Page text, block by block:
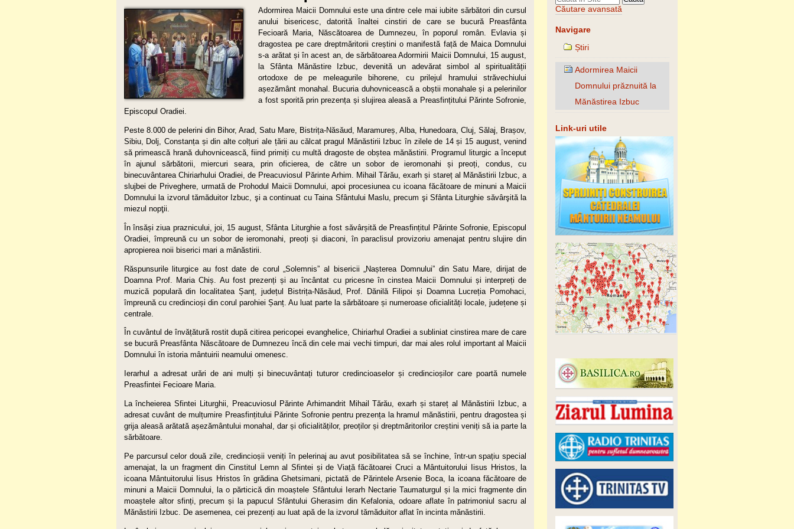
Adormirea Maicii Domnului este una dintre cele mai iubite sărbători din cursul
anului bisericesc, datorită înaltei cinstiri de care se bucură Preasfânta
Fecioară Maria, Născătoarea de Dumnezeu, în poporul român. Evlavia și
dragostea pe care dreptmăritorii creștini o manifestă față de Maica Domnului
s-a arătat și în acest an, de sărbătoarea Adormirii Maicii Domnului, 15 august,
la Sfânta Mănăstire Izbuc, devenită un adevărat simbol al spiritualității
ortodoxe de pe meleagurile bihorene, cu prilejul hramului străvechiului
așezământ monahal. Bucuria duhovnicească a obștii monahale și a pelerinilor
a fost sporită prin prezența și slujirea aleasă a Preasfințitului Părinte Sofronie,
Episcopul Oradiei.
Peste 8.000 de pelerini din Bihor, Arad, Satu Mare, Bistrița-Năsăud, Maramureș, Alba, Hunedoara, Cluj, Sălaj, Brașov,
Sibiu, Dolj, Constanța și din alte colțuri ale țării au călcat pragul Mănăstirii Izbuc în zilele de 14 și 15 august, venind
să primească hrană duhovnicească, fiind primiți cu multă dragoste de obștea mănăstirii. Programul liturgic a început
în ajunul sărbătorii, miercuri seara, prin oficierea, de către un sobor de ieromonahi și preoți, condus, cu
binecuvântarea Chiriarhului Oradiei, de Preacuviosul Părinte Arhim. Mihail Tărău, exarh și stareț al Mănăstirii Izbuc, a
slujbei de Priveghere, urmată de Prohodul Maicii Domnului, apoi procesiunea cu icoana făcătoare de minuni a Maicii
Domnului la izvorul tămăduitor Izbuc, şi a continuat cu Taina Sfântului Maslu, precum şi Sfânta Liturghie săvârşită la
miezul nopţii.
În însăși ziua praznicului, joi, 15 august, Sfânta Liturghie a fost săvârșită de Preasfințitul Părinte Sofronie, Episcopul
Oradiei, împreună cu un sobor de ieromonahi, preoți și diaconi, în paraclisul provizoriu amenajat pentru slujire din
apropierea noii biserici mari a mănăstirii.
Răspunsurile liturgice au fost date de corul „Solemnis” al bisericii „Nașterea Domnului” din Satu Mare, dirijat de
Doamna Prof. Maria Chiș. Au fost prezenți și au încântat cu pricesne în cinstea Maicii Domnului și interpreți de
muzică populară din localitatea Șanț, județul Bistrița-Năsăud, Prof. Dănilă Filipoi și Doamna Lucreția Pomohaci,
împreună cu credincioși din corul parohiei Șanț. Au luat parte la sărbătoare și numeroase oficialități locale, județene și
centrale.
În cuvântul de învățătură rostit după citirea pericopei evanghelice, Chiriarhul Oradiei a subliniat cinstirea mare de care
se bucură Preasfânta Născătoare de Dumnezeu încă din cele mai vechi timpuri, dar mai ales rolul important al Maicii
Domnului în istoria mântuirii neamului omenesc.
Ierarhul a adresat urări de ani mulți și binecuvântați tuturor credincioaselor și credincioșilor care poartă numele
Preasfintei Fecioare Maria.
La încheierea Sfintei Liturghii, Preacuviosul Părinte Arhimandrit Mihail Tărău, exarh și stareț al Mănăstirii Izbuc, a
adresat cuvânt de mulțumire Preasfințitului Părinte Sofronie pentru prezența la hramul mănăstirii, pentru dragostea și
grija aleasă arătată așezământului monahal, dar și oficialităților, preoților și dreptmăritorilor creștini veniți să ia parte la
sărbătoare.
Pe parcursul celor două zile, credincioșii veniți în pelerinaj au avut posibilitatea să se închine, într-un spațiu special
amenajat, la un fragment din Cinstitul Lemn al Sfintei și de Viață făcătoarei Cruci a Mântuitorului Iisus Hristos, la
icoana Mântuitorului Iisus Hristos în grădina Ghetsimani, pictată de Părintele Arsenie Boca, la icoana făcătoare de
minuni a Maicii Domnului, la o părticică din moaștele Sfântului Ierarh Nectarie Taumaturgul și la mici fragmente din
moaștele altor sfinți, precum și la papucul Sfântului Gherasim din Kefalonia, odoare aflate în patrimoniul sacru al
Mănăstirii Izbuc. De asemenea, cei prezenți au luat apă de la izvorul tămăduitor aflat în incinta mănăstirii.
Căutare avansată
Navigare
Știri
Adormirea Maicii
Domnului prăznuită la
Mănăstirea Izbuc
Link-uri utile